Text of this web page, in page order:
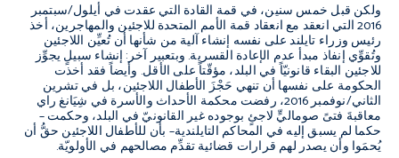
ولكن قبل خمس سنين، في قمة القادة التي عقدت في أيلول/سبتمبر
2016 التي انعقد مع انعقاد قمة الأمم المتحدة للاجئين والمهاجرين، أخذ
رئيس وزراء تايلند على نفسه إنشاء آلية من شأنها أن تُعيِّن اللاجئين
وتُقوِّي إنفاذ مبدأ عدم الإعادة القسرية. وبتعبير آخر: إنشاء سبيلٍ يجوِّز
للاجئين البقاء قانونيّاً في البلد، مؤقّتاً على الأقل. وأيضاً فقد أخذت
الحكومة على نفسها أن تنهي حَجْزَ الأطفال اللاجئين، بل في تشرين
الثاني/نوفمبر 2016، رفضت محكمة الأحداث والأسرة في شِيَانغ راي
معاقبةَ فتىً صوماليٍّ لاجئٍ بوجوده غير القانونيّ في البلد، وحكمت –
حكما لم يسبق إليه في المحاكم التايلندية– بأن للأطفال اللاجئين حقُّ أن
يُحمَوا وأن يصدر لهم قرارات قضائية تقدِّم مصالحهم في الأولويّة.